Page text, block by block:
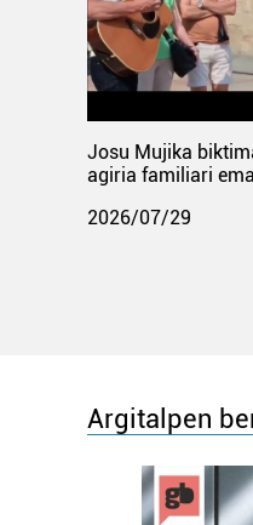
Josu Mujika
agiria familiari
2026/07/29
Argitalpen